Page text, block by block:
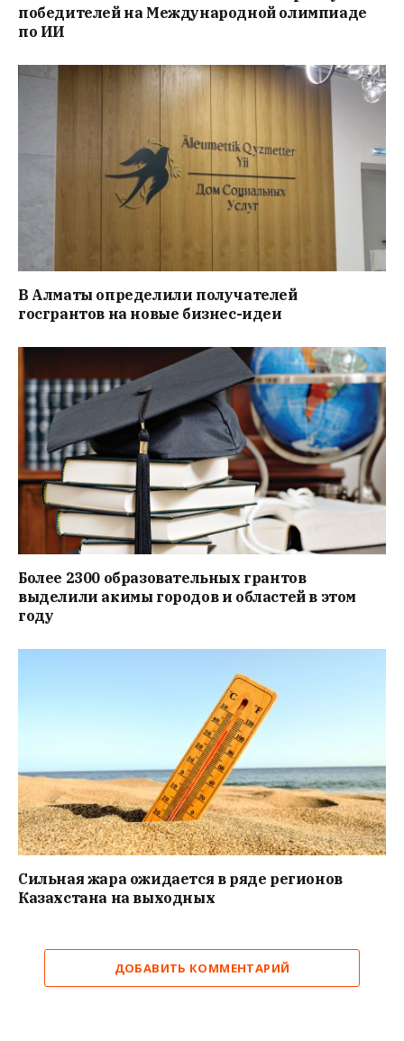
победителей на Международной олимпиаде
по ИИ
В Алматы определили получателей
госгрантов на новые бизнес-идеи
Более 2300 образовательных грантов
выделили акимы городов и областей в этом
году
Сильная жара ожидается в ряде регионов
Казахстана на выходных
ДОБАВИТЬ КОММЕНТАРИЙ